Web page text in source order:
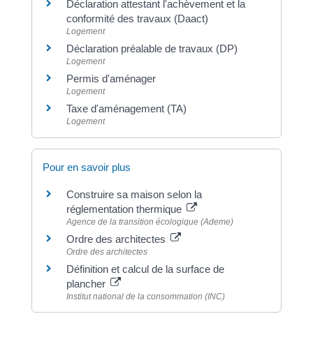
Déclaration attestant l'achèvement et la
conformité des travaux (Daact)
Logement
Déclaration préalable de travaux (DP)
Logement
Permis d'aménager
Logement
Taxe d'aménagement (TA)
Logement
Pour en savoir plus
Construire sa maison selon la
réglementation thermique
Agence de la transition écologique (Ademe)
Ordre des architectes
Ordre des architectes
Définition et calcul de la surface de
plancher
Institut national de la consommation (INC)